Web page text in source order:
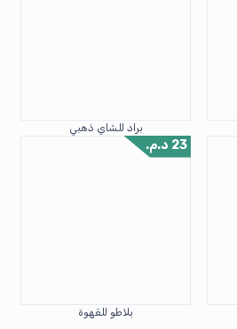
براد للشاي ذهبي
بلاطو للقهوة
23 د.م.